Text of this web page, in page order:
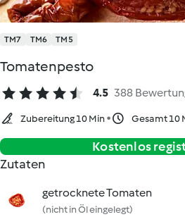
TM7 TM6 TM5
Tomatenpesto
4.5 388
Zubereitung 10 Min Gesamt 10
Kostenlos
Zutaten
getrocknete Tomaten
(nicht in Öl eingelegt)